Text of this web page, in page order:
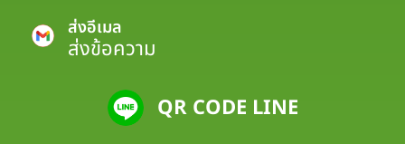
ส่งอีเมล
ส่งข้อความ
QR CODE LINE